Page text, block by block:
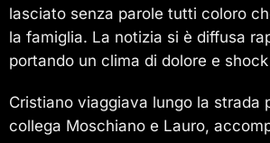
lasciato senza parole tutti coloro
la famiglia. La notizia si è diffusa
portando un clima di dolore e
Cristiano viaggiava lungo la strada
collega Moschiano e Lauro,